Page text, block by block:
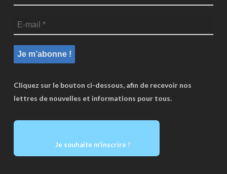
Cliquez sur le bouton ci-dessous, afin de recevoir nos
lettres de nouvelles et informations pour tous.
Je souhaite m’inscrire !